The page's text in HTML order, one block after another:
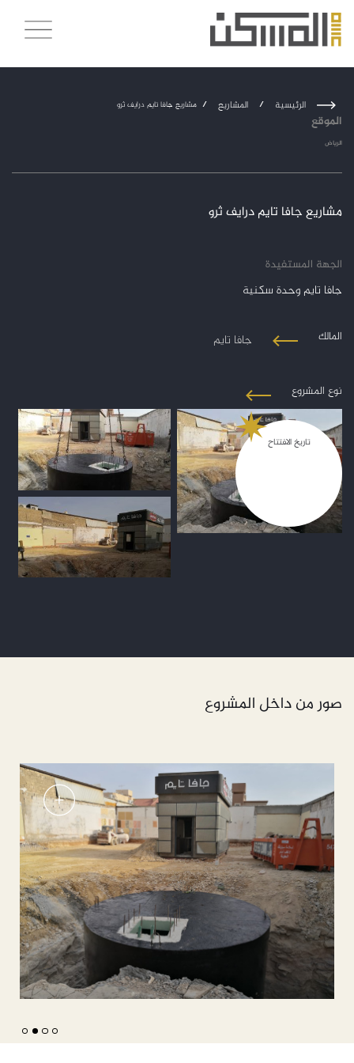
الرئيسية / المشاريع / مشاريع جافا تايم درايف ثرو
الموقع
الرياض
مشاريع جافا تايم درايف ثرو
الجهة المستفيدة
جافا تايم وحدة سكنية
المالك جافا تايم
نوع المشروع
تاريخ الافتتاح
صور من داخل المشروع